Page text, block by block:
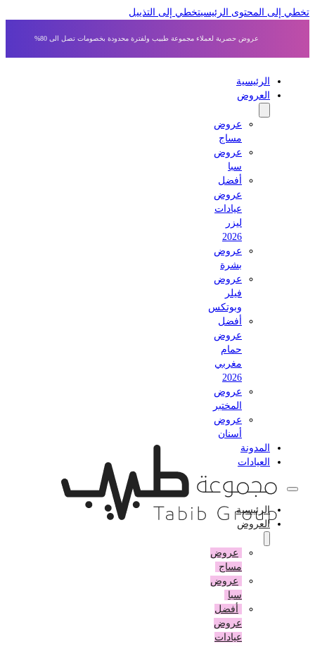
إلى المحتوى الرئيسي تخطي إلى التذييل
عروض حصرية لعملاء مجموعة طبيب ولفترة محدودة بخصومات تصل الى 80%
الرئيسية
العروض
عروض
مساج
عروض
أفضل
عروض
عيادات
عروض
بشرة
عروض
وبوتكس
أفضل
عروض
حمام
مغربي
عروض
المختبر
عروض
أسنان
المدونة
العيادات
الرئيسية
العروض
عروض
مساج
عروض
أفضل
عروض
عيادات